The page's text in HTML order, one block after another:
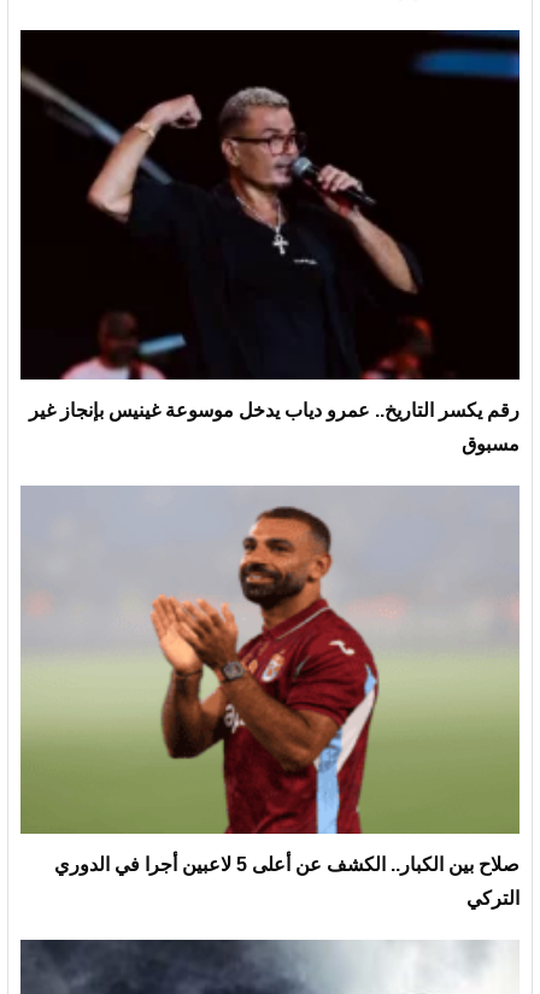
رقم يكسر التاريخ.. عمرو دياب يدخل موسوعة غينيس بإنجاز غير
مسبوق
صلاح بين الكبار.. الكشف عن أعلى 5 لاعبين أجرا في الدوري
التركي